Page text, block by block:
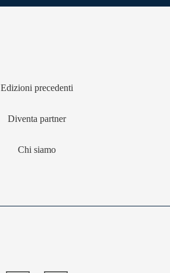
Edizioni precedenti
Diventa partner
Chi siamo